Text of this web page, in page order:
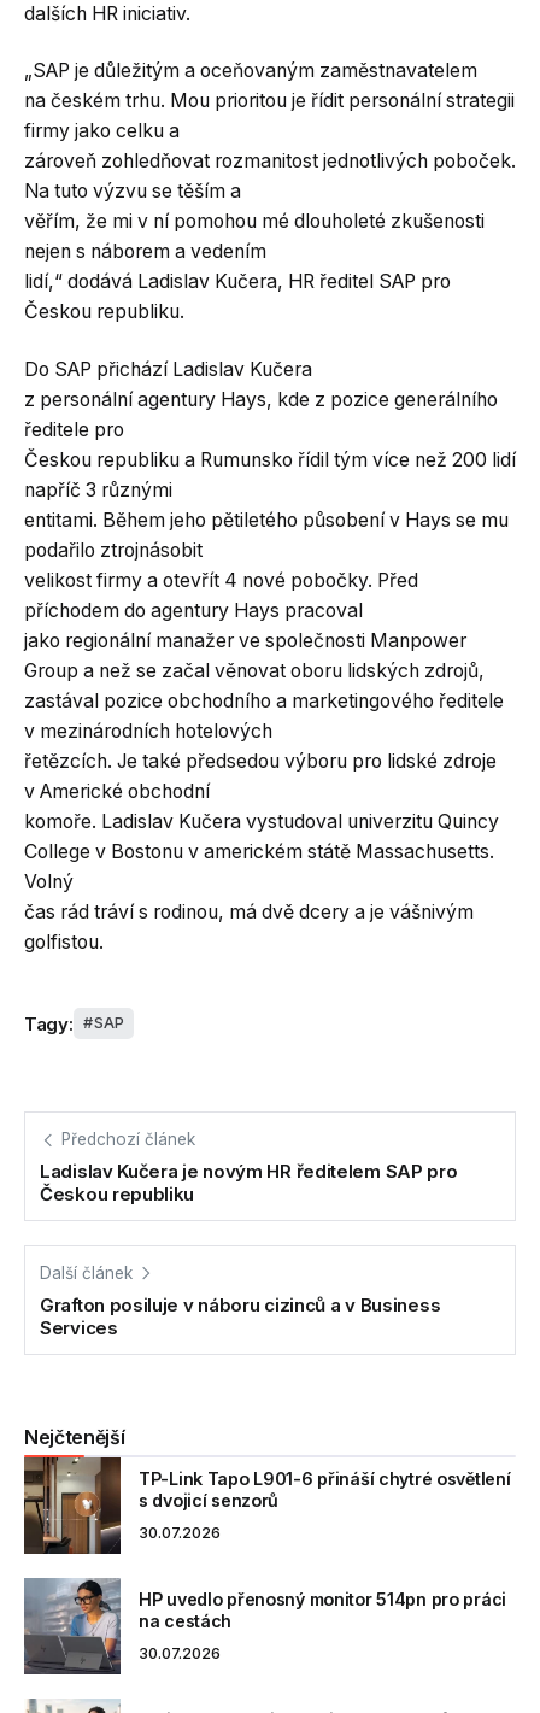
dalších HR iniciativ.
„SAP je důležitým a oceňovaným zaměstnavatelem
na českém trhu. Mou prioritou je řídit personální strategii
firmy jako celku a
zároveň zohledňovat rozmanitost jednotlivých poboček.
Na tuto výzvu se těším a
věřím, že mi v ní pomohou mé dlouholeté zkušenosti
nejen s náborem a vedením
lidí,“ dodává Ladislav Kučera, HR ředitel SAP pro
Českou republiku.
Do SAP přichází Ladislav Kučera
z personální agentury Hays, kde z pozice generálního
ředitele pro
Českou republiku a Rumunsko řídil tým více než 200 lidí
napříč 3 různými
entitami. Během jeho pětiletého působení v Hays se mu
podařilo ztrojnásobit
velikost firmy a otevřít 4 nové pobočky. Před
příchodem do agentury Hays pracoval
jako regionální manažer ve společnosti Manpower
Group a než se začal věnovat oboru lidských zdrojů,
zastával pozice obchodního a marketingového ředitele
v mezinárodních hotelových
řetězcích. Je také předsedou výboru pro lidské zdroje
v Americké obchodní
komoře. Ladislav Kučera vystudoval univerzitu Quincy
College v Bostonu v americkém státě Massachusetts.
Volný
čas rád tráví s rodinou, má dvě dcery a je vášnivým
golfistou.
Tagy: SAP
Předchozí článek
Ladislav Kučera je novým HR ředitelem SAP pro
Českou republiku
Další článek
Grafton posiluje v náboru cizinců a v Business
Services
Nejčtenější
TP-Link Tapo L901-6 přináší chytré osvětlení
s dvojicí senzorů
30.07.2026
HP uvedlo přenosný monitor 514pn pro práci
na cestách
30.07.2026